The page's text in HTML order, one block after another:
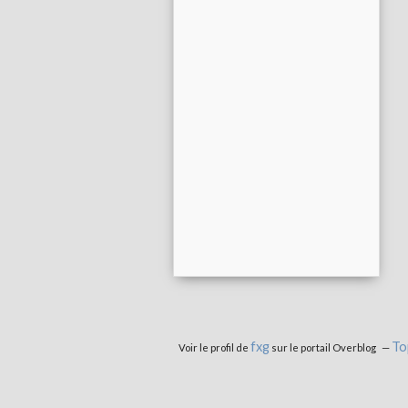
Voir le profil de fxgsur le portail Overblog